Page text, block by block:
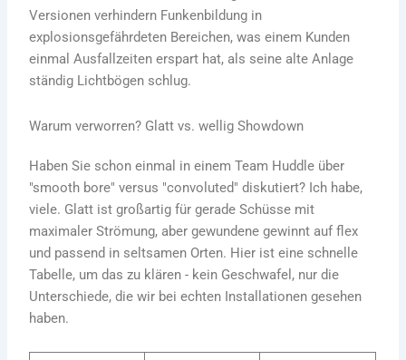
Versionen verhindern Funkenbildung in
explosionsgefährdeten Bereichen, was einem Kunden
einmal Ausfallzeiten erspart hat, als seine alte Anlage
ständig Lichtbögen schlug.
Warum verworren? Glatt vs. wellig Showdown
Haben Sie schon einmal in einem Team Huddle über
"smooth bore" versus "convoluted" diskutiert? Ich habe,
viele. Glatt ist großartig für gerade Schüsse mit
maximaler Strömung, aber gewundene gewinnt auf flex
und passend in seltsamen Orten. Hier ist eine schnelle
Tabelle, um das zu klären - kein Geschwafel, nur die
Unterschiede, die wir bei echten Installationen gesehen
haben.